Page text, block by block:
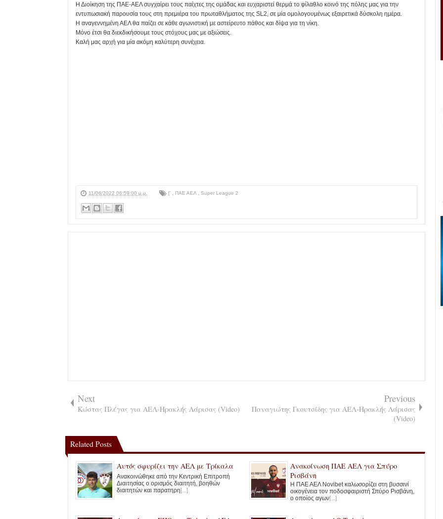
Η Διοίκηση της ΠΑΕ-ΑΕΛ συγχαίρει τους παίχτες της ομάδας και ευχαριστεί θερμά το φίλαθλο κοινό της πόλης μας για την
εντυπωσιακή παρουσία τους στη πρεμιέρα του πρωταθλήματος της SL2, σε μία ομολογουμένως εξαιρετικά δύσκολη ημέρα.
Η αναγεννημένη ΑΕΛ θα παίζει σε κάθε αγωνιστική με αστείρευτο πάθος και δίψα για τη νίκη.
Μόνο έτσι θα διεκδικήσουμε τους στόχους μας με αξιώσεις.
Καλή μας αρχή για μία ακόμη καλύτερη συνέχεια.
11/06/2022 06:59:00 μ.μ. [' ΠΑΕ ΑΕΛ Super League 2
Next
Κώστας Πλέγας για ΑΕΛ-Ηρακλής Λάρισας (Video)
Previous
Παναγιώτης Γκουτσίδης για ΑΕΛ-Ηρακλής Λάρισας
(Video)
Related Posts
Αυτός σφυρίζει την ΑΕΛ με Τρίκαλα
Ανακοινώθηκε από την Κεντρική Επιτροπή
Διαιτησίας ο ορισμός διαιτητή, βοηθών
διαιτητών και παρατηρη[...]
Ανακοίνωση ΠΑΕ ΑΕΛ για Σπύρο
Ρισβάνη
Η ΠΑΕ ΑΕΛ Novibet καλωσορίζει στη βυσσινί
οικογένεια τον ποδοσφαιριστή Σπύρο Ρισβάνη,
ο οποίος αγων[...]